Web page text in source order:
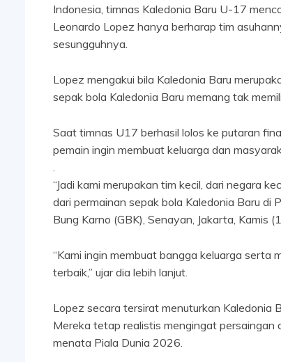
Indonesia, timnas Kaledonia Baru U-17
Leonardo Lopez hanya berharap tim
sesungguhnya.
Lopez mengakui bila Kaledonia Baru
sepak bola Kaledonia Baru memang tak
Saat timnas U17 berhasil lolos ke putaran
pemain ingin membuat keluarga dan
.
“Jadi kami merupakan tim kecil, dari negara
dari permainan sepak bola Kaledonia Baru di
Bung Karno (GBK), Senayan, Jakarta, Kamis
“Kami ingin membuat bangga keluarga serta
terbaik,” ujar dia lebih lanjut.
Lopez secara tersirat menuturkan
Mereka tetap realistis mengingat persaingan
menata Piala Dunia 2026.